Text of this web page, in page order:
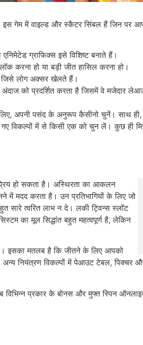
में वाइल्ड और स्कैटर सिंबल हैं जिन पर
ग्राफिक्स इसे विशिष्ट बनाते हैं।
करना हो या बड़ी जीत हासिल करना हो।
लोग अक्सर खेलते हैं।
को प्रदर्शित करता है जिसमें वे मजेदार
लिए, अपनी पसंद के अनुरूप कैसीनो चुनें। साथ
विकल्पों में से किसी एक को चुन लें। कुछ ही
हो सकता है। अस्थिरता का आकलन
में मदद करता है। उन प्रतिभागियों के लिए जो
सारे त्वरित लाभ न दे। लकी ट्विन्स स्लॉट
का मूल सिद्धांत बहुत महत्वपूर्ण है, लेकिन
इसका मतलब है कि जीतने के लिए आपको
नियंत्रण विकल्पों में पेआउट टेबल, पिक्चर
प्रकार के बोनस और मुफ्त स्पिन